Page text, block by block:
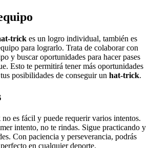
trick es un logro individual, también es
para lograrlo. Trata de colaborar con
y buscar oportunidades para hacer pases
Esto te permitirá tener más oportunidades
posibilidades de conseguir un hat-trick.
no es fácil y puede requerir varios intentos.
intento, no te rindas. Sigue practicando y
Con paciencia y perseverancia, podrás
perfecto en cualquier deporte.